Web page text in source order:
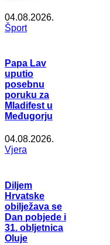
04.08.2026.
Šport
Papa Lav
uputio
posebnu
poruku za
Mladifest u
Međugorju
04.08.2026.
Vjera
Diljem
Hrvatske
obilježava se
Dan pobjede i
31. obljetnica
Oluje